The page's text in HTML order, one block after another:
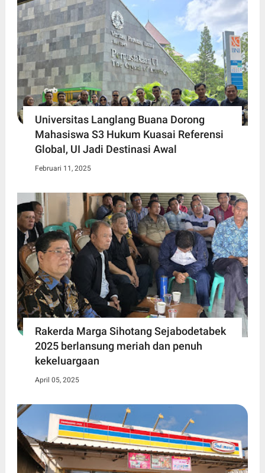
Universitas Langlang Buana Dorong
Mahasiswa S3 Hukum Kuasai Referensi
Global, UI Jadi Destinasi Awal
Februari 11, 2025
Rakerda Marga Sihotang Sejabodetabek
2025 berlansung meriah dan penuh
kekeluargaan
April 05, 2025